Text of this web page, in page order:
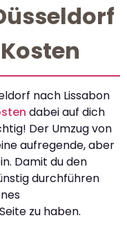
nach Lissabon
dabei auf dich
Der Umzug von
aufregende, aber
Damit du den
durchführen
zu haben.